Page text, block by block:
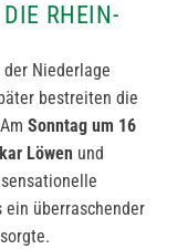
RHEIN-
Niederlage
bestreiten die
Sonntag um 16
Löwen und
ein überraschender